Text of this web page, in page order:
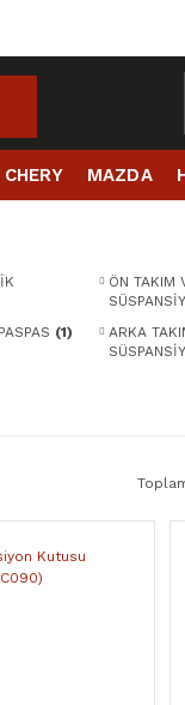
CHERY MAZDA
ÖN TAKIM
(1)
ARKA